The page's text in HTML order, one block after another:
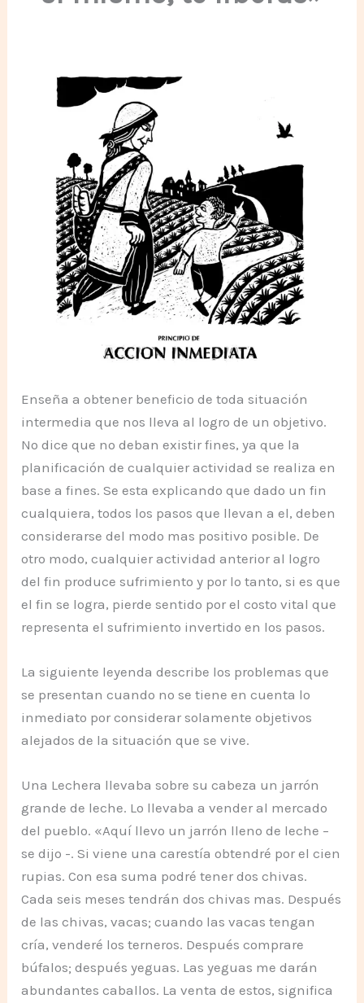
Enseña a obtener beneficio de toda situación
intermedia que nos lleva al logro de un objetivo.
No dice que no deban existir fines, ya que la
planificación de cualquier actividad se realiza en
base a fines. Se esta explicando que dado un fin
cualquiera, todos los pasos que llevan a el, deben
considerarse del modo mas positivo posible. De
otro modo, cualquier actividad anterior al logro
del fin produce sufrimiento y por lo tanto, si es que
el fin se logra, pierde sentido por el costo vital que
representa el sufrimiento invertido en los pasos.
La siguiente leyenda describe los problemas que
se presentan cuando no se tiene en cuenta lo
inmediato por considerar solamente objetivos
alejados de la situación que se vive.
Una Lechera llevaba sobre su cabeza un jarrón
grande de leche. Lo llevaba a vender al mercado
del pueblo. «Aquí llevo un jarrón lleno de leche –
se dijo -. Si viene una carestía obtendré por el cien
rupias. Con esa suma podré tener dos chivas.
Cada seis meses tendrán dos chivas mas. Después
de las chivas, vacas; cuando las vacas tengan
cría, venderé los terneros. Después comprare
búfalos; después yeguas. Las yeguas me darán
abundantes caballos. La venta de estos, significa